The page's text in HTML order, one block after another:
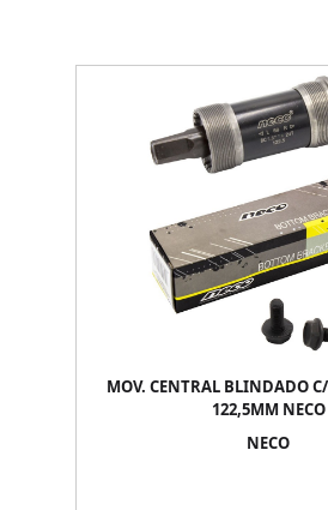
MOV. CENTRAL BLINDADO
122,5MM NECO
NECO